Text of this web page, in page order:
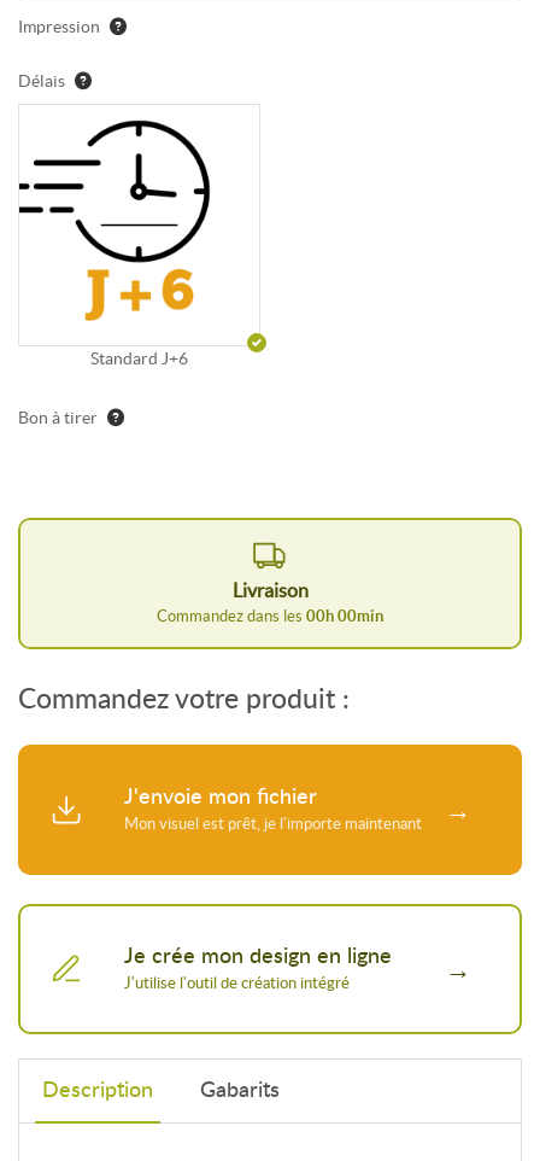
Impression
Délais
Standard J+6
Bon à tirer
Livraison
Commandez dans les 00h 00min
Commandez votre produit :
J'envoie mon fichier
Je crée mon design en ligne
Description Gabarits